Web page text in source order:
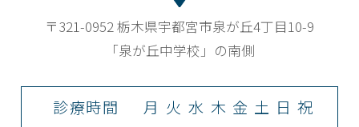
〒321-0952 栃木県宇都宮市泉が丘4丁目10-9
「泉が丘中学校」の南側
診療時間 月 火 水 木 金 土 日 祝